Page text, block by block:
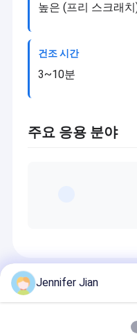
높은 (프리 스크래
건조 시간
3~10분
주요 응용 분야
추천 상품
Jennifer Jian